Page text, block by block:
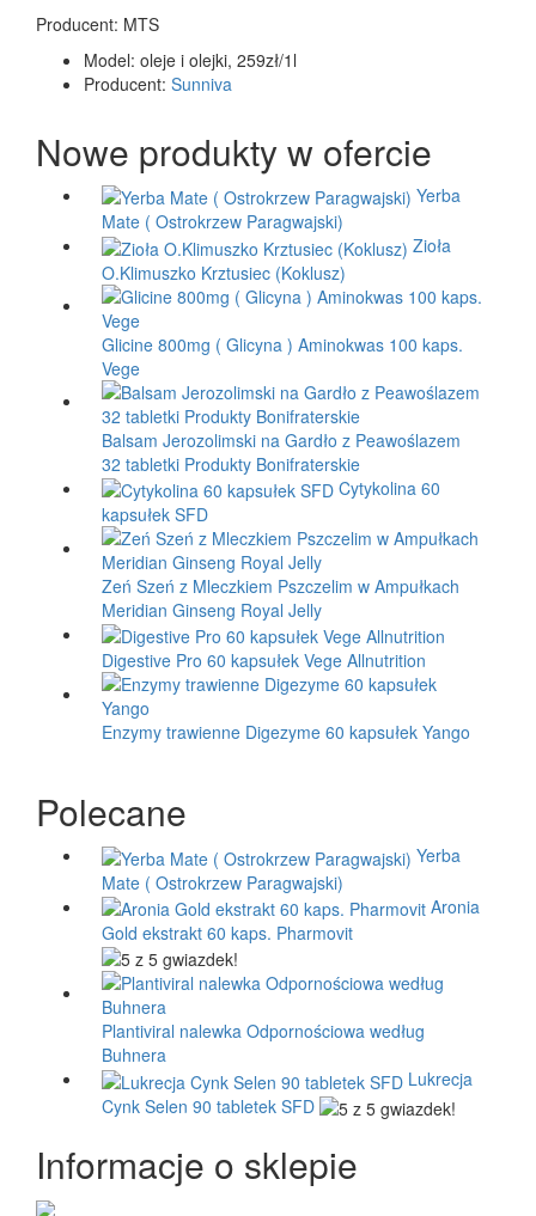
Producent: MTS
Model: oleje i olejki, 259zł/1l
Producent: Sunniva
Nowe produkty w ofercie
Yerba
Mate ( Ostrokrzew Paragwajski)
Zioła
O.Klimuszko Krztusiec (Koklusz)
Glicine 800mg ( Glicyna ) Aminokwas 100 kaps.
Vege
Balsam Jerozolimski na Gardło z Peawoślazem
32 tabletki Produkty Bonifraterskie
Cytykolina 60
kapsułek SFD
Zeń Szeń z Mleczkiem Pszczelim w Ampułkach
Meridian Ginseng Royal Jelly
Digestive Pro 60 kapsułek Vege Allnutrition
Enzymy trawienne Digezyme 60 kapsułek Yango
Polecane
Yerba
Mate ( Ostrokrzew Paragwajski)
Aronia
Gold ekstrakt 60 kaps. Pharmovit
Plantiviral nalewka Odpornościowa według
Buhnera
Lukrecja
Cynk Selen 90 tabletek SFD
Informacje o sklepie